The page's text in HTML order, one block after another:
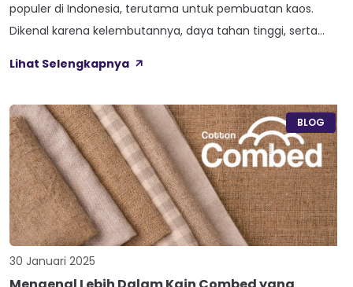
populer di Indonesia, terutama untuk pembuatan kaos.
Dikenal karena kelembutannya, daya tahan tinggi, serta
utama bagi industri fashion dan tekstil. Proses
tahapan yang teliti untuk memastikan kualitas terbaik.
Artikel ini akan membahas secara mendalam […]
Lihat Selengkapnya
BLOG
30 Januari 2025